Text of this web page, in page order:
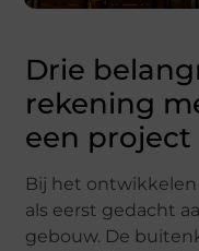
Drie
rekening
een project
Bij het
als eerst gedacht
gebouw. De